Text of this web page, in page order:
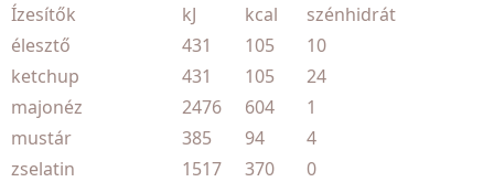
Ízesítők
kJ kcal
szénhidrát
élesztő
431 105
10
ketchup
431 105
24
majonéz
2476 604
1
mustár
385 94
4
zselatin
1517 370 0